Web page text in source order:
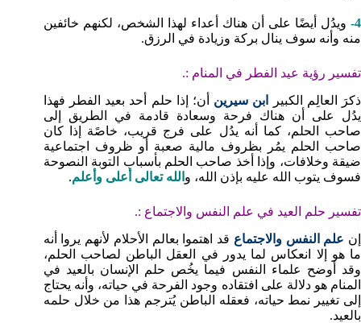
4-
ويدُل أيضًا على أن هناك أعداء لهذا الشخص، لكنهم خائفين
منه وأنه سوف ينال بركة وزيادة في الرزق.
تفسير رؤية عيد الفطر في المنام :.
ذكرَ العالِم الكبير
ابن سيرين أن؛ إذا حلم أحد بعيد الفطر فهذا
يدُل على أن هناك فرحة وسعادة قادمة في الطريق إلى
صاحب الحلم، كما أنه يدُل على فرج قريب، خاصًة إذا كان
صاحب الحلم يمُر بظروف مالية صعبة أو ظروف اجتماعية
ضيقة وخلافات، وإذا أخذ صاحب الحلم بأسباب التوبة النصوحة
فسوف يتوب الله عليه بإذن الله، و الله تعالى أعلى وأعلم.
تفسير حلم العيد في علم النفس والاجتماع :.
إن علم النفس والاجتماع قد اهتموا بعالم الأحلام لأنهم يروا أنه
ما هو إلا انعكاس لما يدور في العقل الباطن لصاحب الحلم،
وقد أوضح علماء النفس فيما يخُص حلم الإنسان بالعيد في
المنام هو دلالة على افتقاده وجود الفرحة في حياته، وأنه يحتاج
إلى تغيير نمط حياته، فعقله الباطن يُترجم هذا من خلال حلمه
بالعيد.